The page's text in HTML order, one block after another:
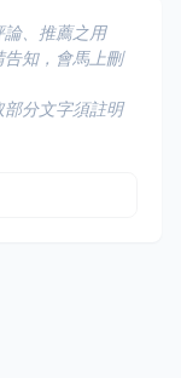
、推薦之用
知，會馬上刪
分文字須註明